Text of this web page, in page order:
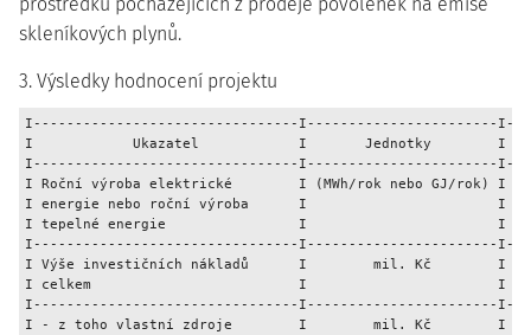
skleníkových plynů.
3. Výsledky hodnocení projektu
I--------------------------------I-----------------------
I            Ukazatel            I       Jednotky        I
I--------------------------------I-----------------------
I Roční výroba elektrické        I (MWh/rok nebo GJ/
I energie nebo roční výroba      I
I tepelné energie                I                       I
I--------------------------------I-----------------------
I Výše investičních nákladů      I        mil. Kč
I celkem                         I                       I
I--------------------------------I-----------------------
I - z toho vlastní zdroje        I        mil. Kč